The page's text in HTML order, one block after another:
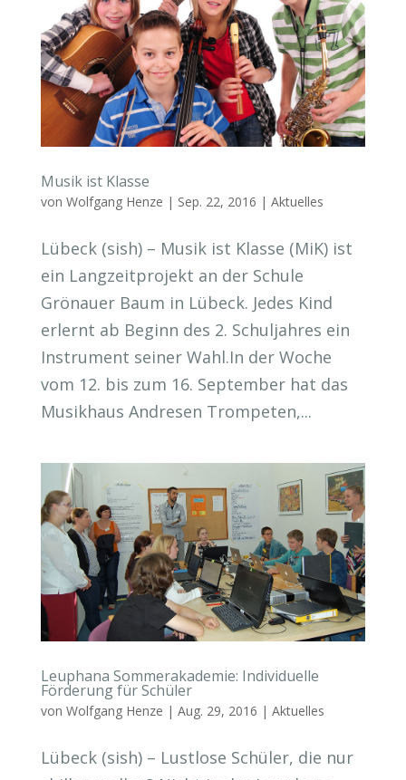
Musik ist Klasse
von Wolfgang Henze | Sep. 22, 2016 | Aktuelles
Lübeck (sish) – Musik ist Klasse (MiK) ist
ein Langzeitprojekt an der Schule
Grönauer Baum in Lübeck. Jedes Kind
erlernt ab Beginn des 2. Schuljahres ein
Instrument seiner Wahl.In der Woche
vom 12. bis zum 16. September hat das
Musikhaus Andresen Trompeten,...
Leuphana Sommerakademie: Individuelle
Förderung für Schüler
von Wolfgang Henze | Aug. 29, 2016 | Aktuelles
Lübeck (sish) – Lustlose Schüler, die nur